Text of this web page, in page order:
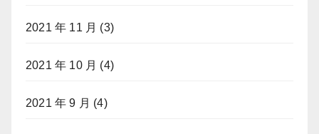
2021 年 11 月 (3)
2021 年 10 月 (4)
2021 年 9 月 (4)